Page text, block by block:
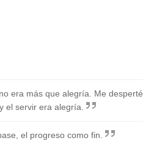
era más que alegría. Me desperté
el servir era alegría.
el progreso como fin.